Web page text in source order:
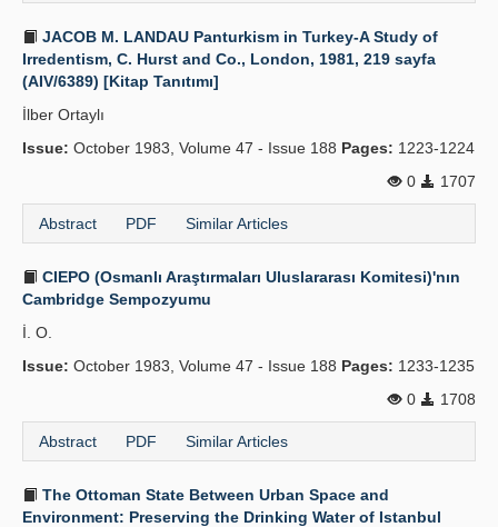
JACOB M. LANDAU Panturkism in Turkey-A Study of
Irredentism, C. Hurst and Co., London, 1981, 219 sayfa
(AIV/6389) [Kitap Tanıtımı]
İlber Ortaylı
Issue: October 1983, Volume 47 - Issue 188 Pages: 1223-1224
0
1707
Abstract PDF Similar Articles
CIEPO (Osmanlı Araştırmaları Uluslararası Komitesi)'nın
Cambridge Sempozyumu
İ. O.
Issue: October 1983, Volume 47 - Issue 188 Pages: 1233-1235
0
1708
Abstract PDF Similar Articles
The Ottoman State Between Urban Space and
Environment: Preserving the Drinking Water of Istanbul